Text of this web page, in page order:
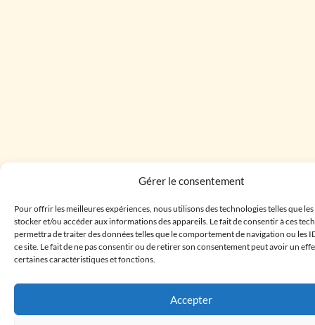
Gérer le consentement
Pour offrir les meilleures expériences, nous utilisons des technologies telles que
stocker et/ou accéder aux informations des appareils. Le fait de consentir à ces
permettra de traiter des données telles que le comportement de navigation ou les
ce site. Le fait de ne pas consentir ou de retirer son consentement peut avoir un
certaines caractéristiques et fonctions.
Accepter